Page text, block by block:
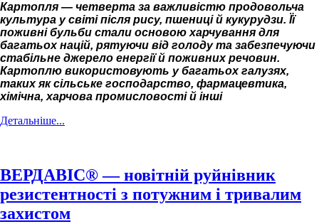
Картопля — четверта за важливістю продовольча
культура у світі після рису, пшениці й кукурудзи. Її
поживні бульби стали основою харчування для
багатьох націй, рятуючи від голоду та забезпечуючи
стабільне джерело енергії й поживних речовин.
Картоплю використовують у багатьох галузях,
таких як сільське господарство, фармацевтика,
хімічна, харчова промисловості й інші
Детальніше...
ВЕРДАВІС® — новітній руйнівник
резистентності з потужним і тривалим
захистом